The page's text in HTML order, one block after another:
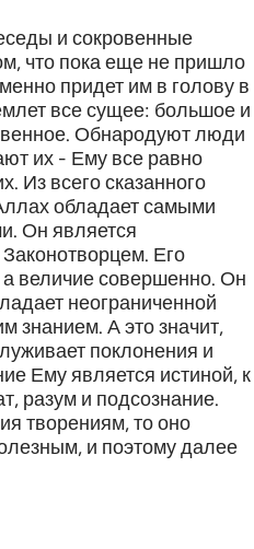
и сокровенные
что пока еще не пришло
придет им в голову в
все сущее: большое и
Обнародуют люди
их - Ему все равно
Из всего сказанного
обладает самыми
Он является
Его
величие совершенно. Он
неограниченной
знанием. А это значит,
поклонения и
Ему является истиной, к
разум и подсознание.
творениям, то оно
и поэтому далее